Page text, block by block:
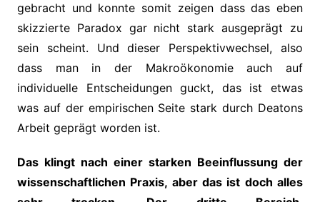
gebracht und konnte somit zeigen dass das eben
skizzierte Paradox gar nicht stark ausgeprägt zu
sein scheint. Und dieser Perspektivwechsel, also
dass man in der Makroökonomie auch auf
individuelle Entscheidungen guckt, das ist etwas
was auf der empirischen Seite stark durch Deatons
Arbeit geprägt worden ist.
Das klingt nach einer starken Beeinflussung der
wissenschaftlichen Praxis, aber das ist doch alles